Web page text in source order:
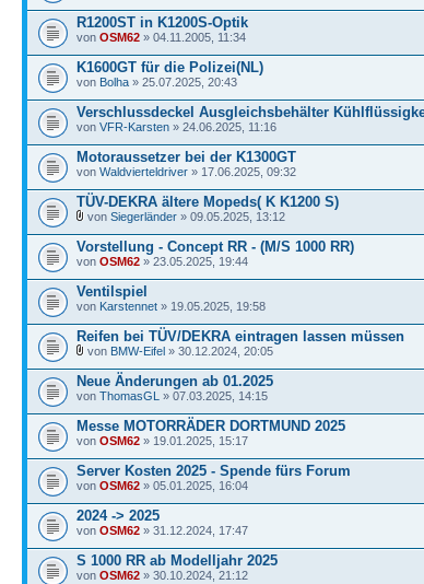
R1200ST in K1200S-Optik
von OSM62 » 04.11.2005, 11:34
K1600GT für die Polizei(NL)
von Bolha » 25.07.2025, 20:43
Verschlussdeckel Ausgleichsbehälter
von VFR-Karsten » 24.06.2025, 11:16
Motoraussetzer bei der K1300GT
von Waldvierteldriver » 17.06.2025, 09:32
TÜV-DEKRA ältere Mopeds( K K1200 S)
von Siegerländer » 09.05.2025, 13:12
Vorstellung - Concept RR - (M/S 1000 RR)
von OSM62 » 23.05.2025, 19:44
Ventilspiel
von Karstennet » 19.05.2025, 19:58
Reifen bei TÜV/DEKRA eintragen lassen müssen
von BMW-Eifel » 30.12.2024, 20:05
Neue Änderungen ab 01.2025
von ThomasGL » 07.03.2025, 14:15
Messe MOTORRÄDER DORTMUND 2025
von OSM62 » 19.01.2025, 15:17
Server Kosten 2025 - Spende fürs Forum
von OSM62 » 05.01.2025, 16:04
2024 -> 2025
von OSM62 » 31.12.2024, 17:47
S 1000 RR ab Modelljahr 2025
von OSM62 » 30.10.2024, 21:12